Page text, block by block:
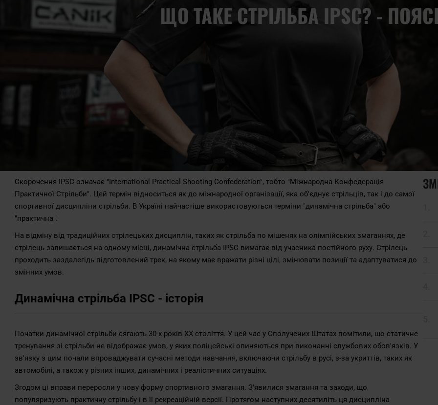
ЩО ТАКЕ СТРІЛЬБА IPSC? -
Скорочення IPSC означає "International Practical Shooting Confederation", тобто "Міжнародна Конфедерація
Практичної Стрільби". Цей термін відноситься як до міжнародної організації, яка об'єднує стрільців, так і до самої
спортивної дисципліни стрільби. В Україні найчастіше використовуються терміни "динамічна стрільба" або
"практична".
На відміну від традиційних стрілецьких дисциплін, таких як стрільба по мішенях на олімпійських змаганнях, де
стрілець залишається на одному місці, динамічна стрільба IPSC вимагає від учасника постійного руху. Стрілець
проходить заздалегідь підготовлений трек, на якому має вражати різні цілі, змінювати позиції та адаптуватися до
змінних умов.
Динамічна стрільба IPSC - історія
Початки динамічної стрільби сягають 30-х років XX століття. У цей час у Сполучених Штатах помітили, що статичне
тренування зі стрільби не відображає умов, у яких поліцейські опиняються при виконанні службових обов'язків. У
зв'язку з цим почали впроваджувати сучасні методи навчання, включаючи стрільбу в русі, з-за укриттів, таких як
автомобілі, а також у різних інших, динамічних і реалістичних ситуаціях.
Згодом ці вправи переросли у нову форму спортивного змагання. З'явилися змагання та заходи, що
популяризують практичну стрільбу і в її рекреаційній версії. Протягом наступних десятиліть ця дисципліна